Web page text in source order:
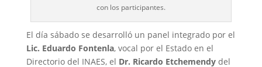
con los participantes.
El día sábado se desarrolló un panel integrado por el
Lic. Eduardo Fontenla, vocal por el Estado en el
Directorio del INAES, el Dr. Ricardo Etchemendydel